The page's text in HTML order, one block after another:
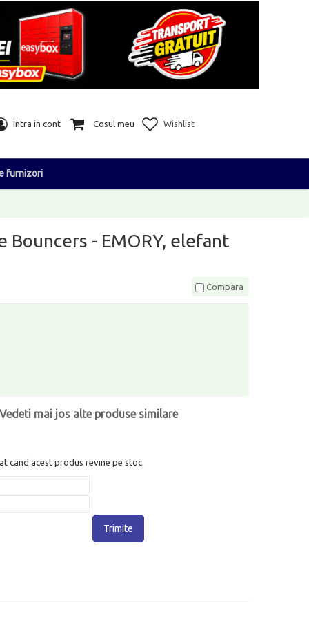
Intra in cont Cosul meu Wishlist
furnizori
Bouncers - EMORY, elefant
Compara
mai jos alte produse similare
cand acest produs revine pe stoc.
Trimite